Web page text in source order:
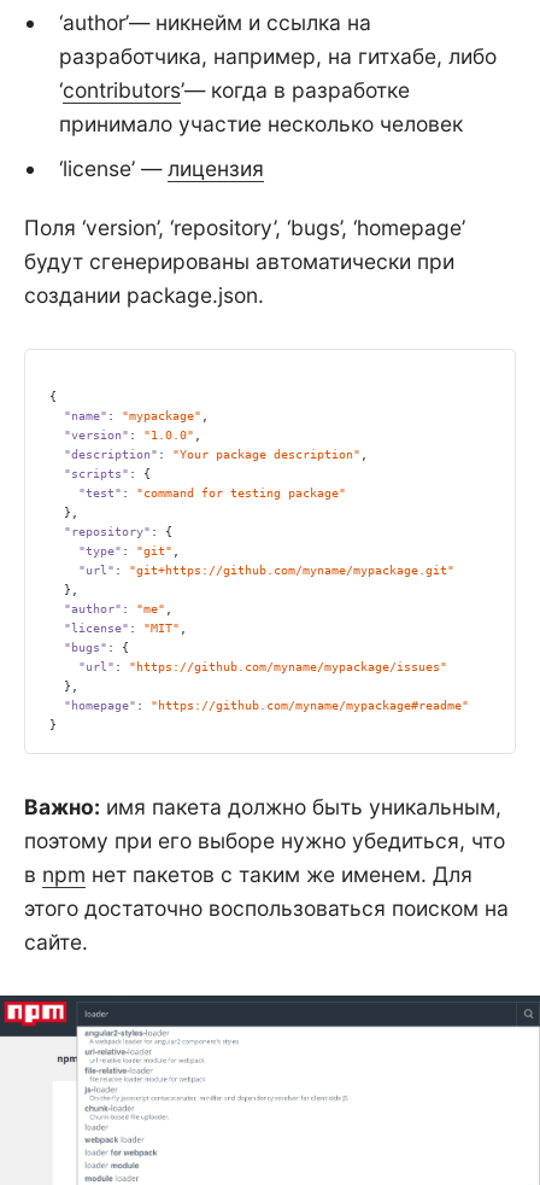
‘author’— никнейм и ссылка на
разработчика, например, на гитхабе, либо
‘contributors’— когда в разработке
принимало участие несколько человек
‘license’ —лицензия
Поля ‘version’, ‘repository’, ‘bugs’, ‘homepage’
будут сгенерированы автоматически при
создании package.json.
{
"name" : "mypackage"
"version" : "1.0.0"
"description" : "Your package description"
"scripts" : {
"test" : "command for testing package"
  },
"repository" : {
"type" : "git"
"url" : "git+https://github.com/myname/mypackage.git"
  },
"author" : "me"
"license" : "MIT"
"bugs" : {
"url" : "https://github.com/myname/mypackage/issues"
  },
"homepage" : "https://github.com/myname/mypackage#readme"
}
Важно: имя пакета должно быть уникальным,
поэтому при его выборе нужно убедиться, что
в npm нет пакетов с таким же именем. Для
этого достаточно воспользоваться поиском на
сайте.